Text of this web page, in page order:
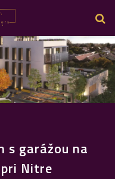
s garážou na
Nitre